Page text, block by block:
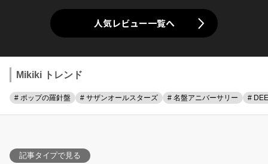
人気レビュー一覧へ
Mikiki トレンド
# ポップの羅針盤 # サザンオールスターズ # 名盤アニバーサリー #
記事タイプで見る